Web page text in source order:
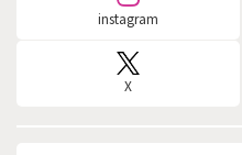
instagram
X